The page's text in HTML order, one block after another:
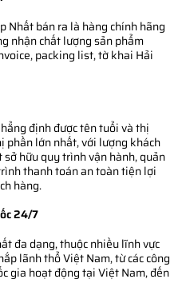
Nhất bán ra là hàng chính hãng
nhận chất lượng sản phẩm
packing list, tờ khai Hải
định được tên tuổi và thị
phần lớn nhất, với lượng khách
hữu quy trình vận hành, quản
thanh toán an toàn tiện lợi
hàng.
24/7
đa dạng, thuộc nhiều lĩnh vực
lãnh thổ Việt Nam, từ các công
gia hoạt động tại Việt Nam, đến